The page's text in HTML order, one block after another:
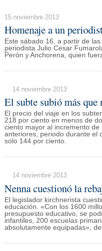
15 noviembre 2013
Homenaje a un
Este sábado 16, a partir de
periodista Julio Cesar
Perón y Anchorena, quien
14 noviembre 2013
El subte subió más que
El precio del viaje en los
218 por ciento en menos de
ciento mayor al incremento
anteriores, periodo durante el
solo 144 por ciento.
14 noviembre 2013
Nenna cuestionó la
El legislador kirchnerista
educación. «Con los 1600
presupuesto educativo, se
infantiles, 200 escuelas
absolutamente equipadas»,